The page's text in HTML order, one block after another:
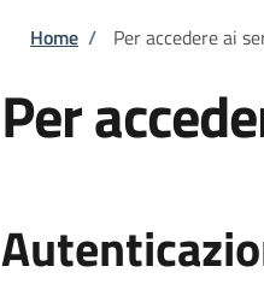
Briciole di
Home / Per accedere ai
Per